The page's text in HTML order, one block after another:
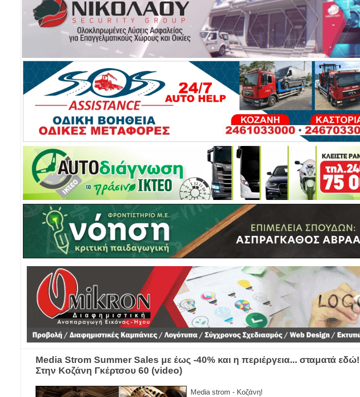
Media Strom Summer Sales με έως -40% και η περιέργεια... σταματά εδώ! |
Στην Κοζάνη Γκέρτσου 60 (video)
Media strom - Κοζάνη!